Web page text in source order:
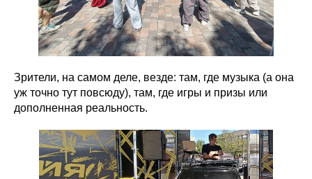
Зрители, на самом деле, везде: там, где музыка (а она
уж точно тут повсюду), там, где игры и призы или
дополненная реальность.